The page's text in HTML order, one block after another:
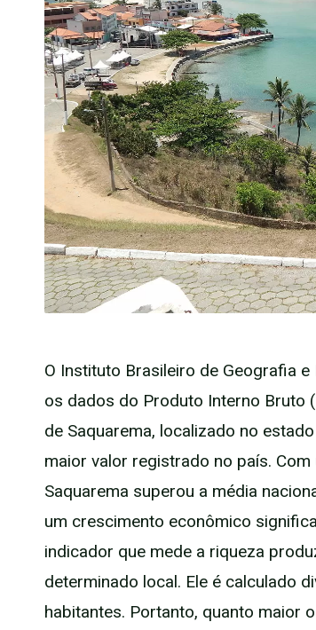
O Instituto Brasileiro de Geografia
os dados do Produto Interno Bruto
de Saquarema, localizado no
maior valor registrado no país.
Saquarema superou a média
um crescimento econômico
indicador que mede a riqueza
determinado local. Ele é calculado
habitantes. Portanto, quanto maior